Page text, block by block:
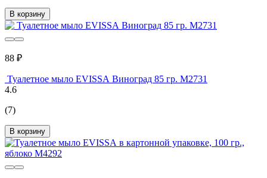
В корзину
88 ₽
Туалетное мыло EVISSА Виноград 85 гр. М2731
4.6
(7)
В корзину